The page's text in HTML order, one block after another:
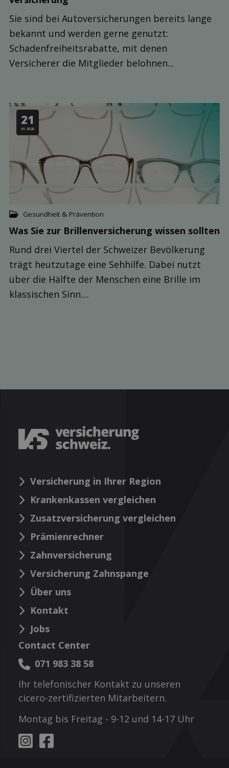
Sie sind bei Autoversicherungen bereits lange
bekannt und werden gerne genutzt:
Schadenfreiheitsrabatte, mit denen
Versicherer die Mitglieder belohnen...
21
01.2026
Gesundheit & Prävention
Was Sie zur Brillen­versicherung wissen sollten
Rund drei Viertel der Schweizer Bevölkerung
trägt heutzutage eine Sehhilfe. Dabei nutzt
über die Hälfte der Menschen eine Brille im
klassischen Sinn....
Versicherung in Ihrer Region
Krankenkassen vergleichen
Zusatzversicherung vergleichen
Prämienrechner
Zahnversicherung
Versicherung Zahnspange
Über uns
Kontakt
Jobs
Contact Center
071 983 38 58
Ihr telefonischer Kontakt zu unseren
cicero-zertifizierten Mitarbeitern.
Montag bis Freitag - 9-12 und 14-17 Uhr